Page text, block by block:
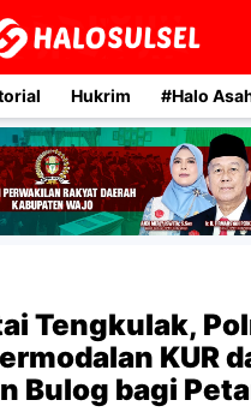
Hukrim #Halo
Tengkulak,
KUR
Bulog bagi